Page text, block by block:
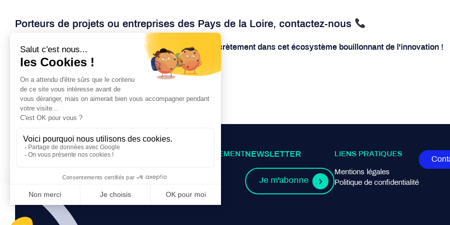
Porteurs de projets ou entreprises des Pays de la Loire, contactez-nous
pour découvrir comment nous pouvons vous intégrer concrètement dans cet écosystème bouillonnant de l'innovation !
Nous contacter
PARCOURS D’ACCOMPAGNEMENT
Accélération
NEWSLETTER
Je m'abonne
LIENS PRATIQUES
Mentions légales
Politique de confidentialité